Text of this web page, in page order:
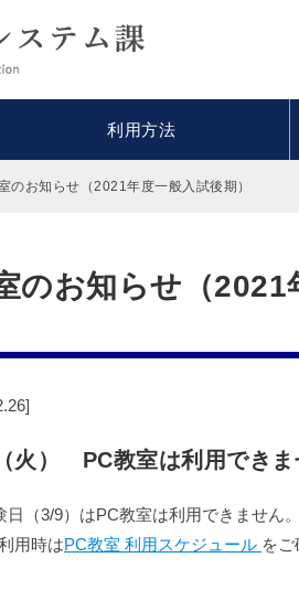
利用方法
のお知らせ（2021年度一般入試後期）
のお知らせ（2021
火） PC教室は利用できま
日（3/9）はPC教室は利用できません。
用時はPC教室 利用スケジュール をご